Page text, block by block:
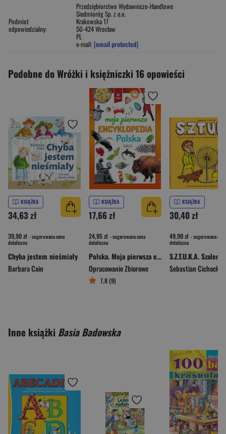
Podmiot
odpowiedzialny:
Przedsiębiorstwo Wydawniczo-Handlowe
Siedmioróg Sp. z o.o.
Krakowska 17
50-424 Wrocław
PL
e-mail: [email protected]
Podobne do Wróżki i księżniczki 16 opowieści
KSIĄŻKA
34,63 zł
39,90 zł - sugerowana cena
detaliczna
Chyba jestem nieśmiały
Barbara Cain
KSIĄŻKA
17,66 zł
24,95 zł - sugerowana cena
detaliczna
Polska. Moja pierwsza encyklopedia
Opracowanie Zbiorowe
7,8 (9)
KSIĄŻKA
30,40 zł
49,90 zł - sugerowana cena
detaliczna
Sebastian Cichocki
Inne książki Basia Badowska